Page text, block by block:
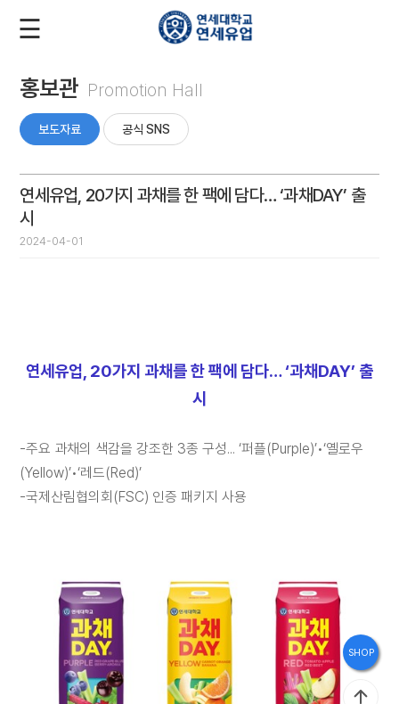
회
회
사
소
개
랜
드
스
홍
보
관
☰
홍보관 Promotion Hall
보도자료 공식 SNS
연세유업, 20가지 과채를 한 팩에 담다… ‘과채DAY’ 출
시
2024-04-01
연세유업, 20가지 과채를 한 팩에 담다… ‘과채DAY’ 출
시
-주요 과채의 색감을 강조한 3종 구성... ‘퍼플(Purple)’•‘옐로우
(Yellow)’•‘레드(Red)’
-국제산림협의회(FSC) 인증 패키지 사용
SHOP